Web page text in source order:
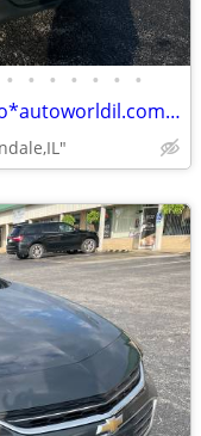
• • • • • • •
2018 Chevy Equinox LT Loaded Auto*autoworldil.com*"COMPACT FAMILY SUV"